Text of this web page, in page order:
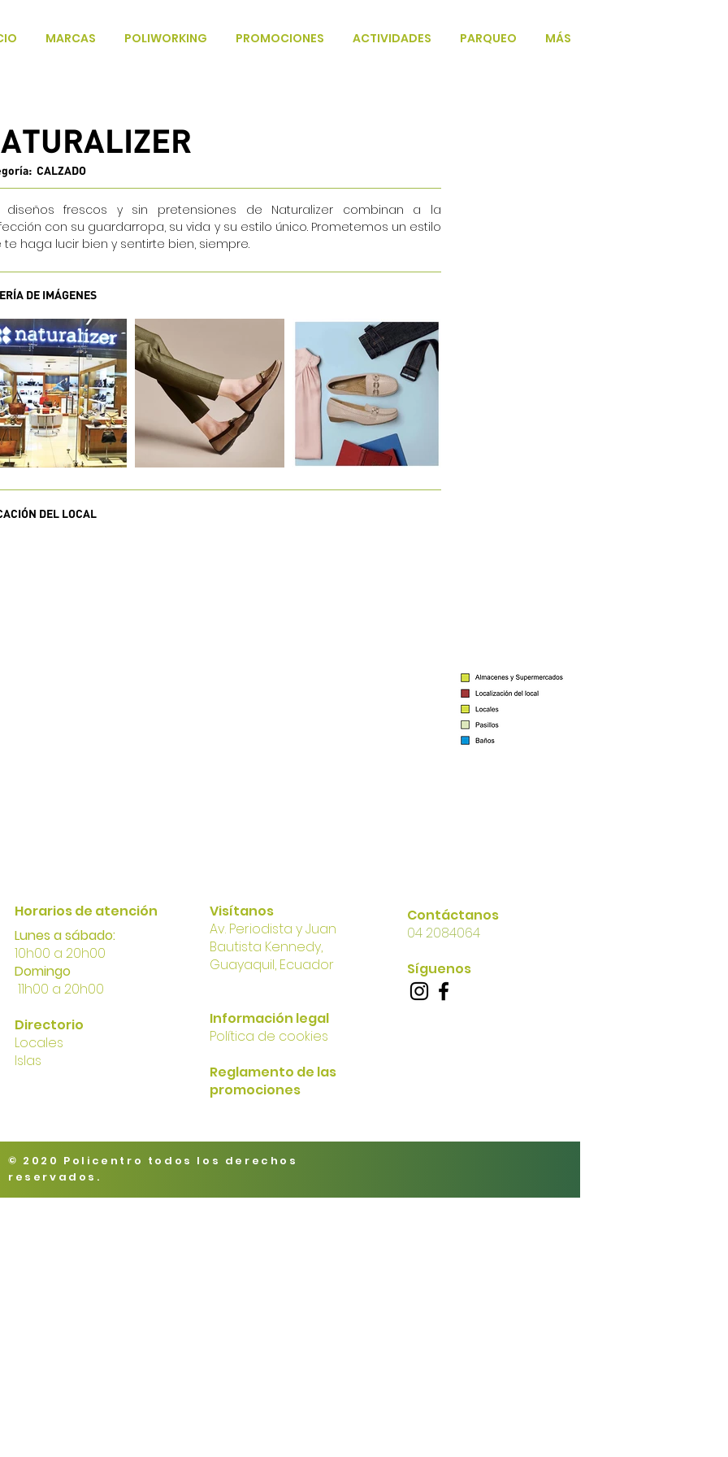
MARCAS POLIWORKING PROMOCIONES ACTIVIDADES PARQUEO MÁS
CALZADO
diseños frescos y sin pretensiones de Naturalizer combinan a la
con su guardarropa, su vida y su estilo único. Prometemos un estilo
te haga lucir bien y sentirte bien, siempre.
DE IMÁGENES
DEL LOCAL
Horarios de atención
Lunes a sábado:
10h00 a 20h00
Domingo
11h00 a 20h00
Directorio
Locales
Islas
Visítanos
Av. Periodista y Juan
Bautista Kennedy,
Guayaquil, Ecuador
Información legal
Política de cookies
Reglamento de las
promociones
Contáctanos
04 2084064
Síguenos
© 2020 Policentro todos los derechos
reservados.